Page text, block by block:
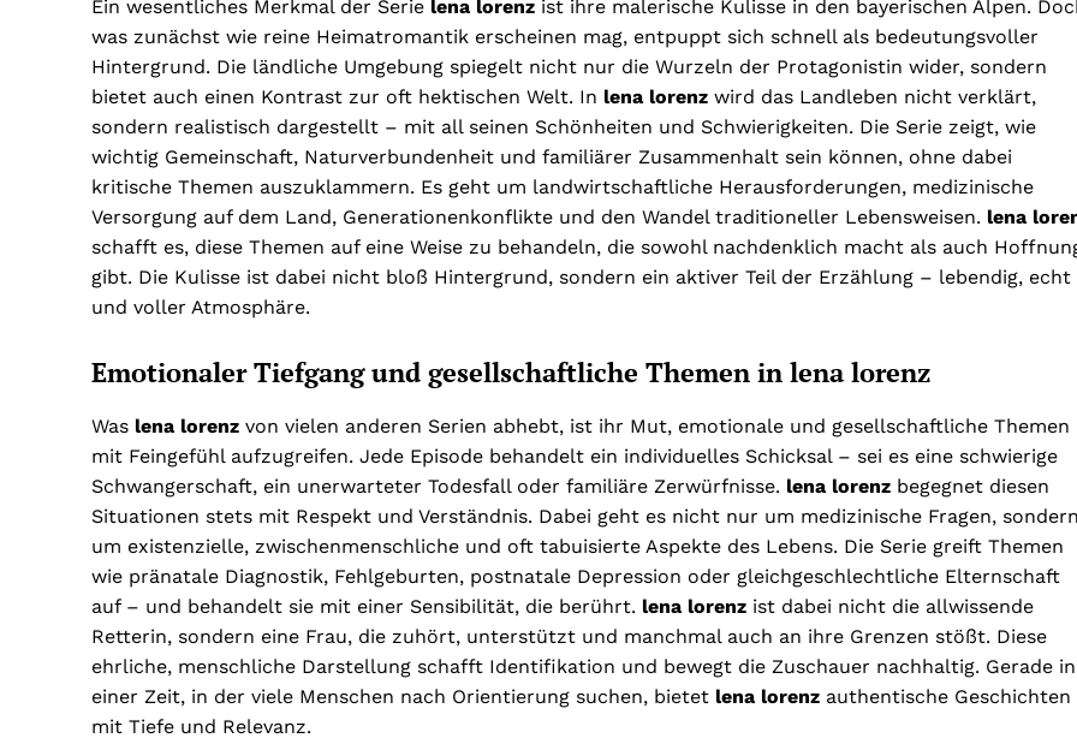
Ein wesentliches Merkmal der Serie lena lorenz ist ihre malerische Kulisse in den bayerischen Alpen.
was zunächst wie reine Heimatromantik erscheinen mag, entpuppt sich schnell als bedeutungsvoller
Hintergrund. Die ländliche Umgebung spiegelt nicht nur die Wurzeln der Protagonistin wider, sondern
bietet auch einen Kontrast zur oft hektischen Welt. In lena lorenz wird das Landleben nicht verklärt,
sondern realistisch dargestellt – mit all seinen Schönheiten und Schwierigkeiten. Die Serie zeigt, wie
wichtig Gemeinschaft, Naturverbundenheit und familiärer Zusammenhalt sein können, ohne dabei
kritische Themen auszuklammern. Es geht um landwirtschaftliche Herausforderungen, medizinische
Versorgung auf dem Land, Generationenkonflikte und den Wandel traditioneller Lebensweisen. lena
schafft es, diese Themen auf eine Weise zu behandeln, die sowohl nachdenklich macht als auch
gibt. Die Kulisse ist dabei nicht bloß Hintergrund, sondern ein aktiver Teil der Erzählung – lebendig, echt
und voller Atmosphäre.
Emotionaler Tiefgang und gesellschaftliche Themen in lena lorenz
Was lena lorenz von vielen anderen Serien abhebt, ist ihr Mut, emotionale und gesellschaftliche Themen
mit Feingefühl aufzugreifen. Jede Episode behandelt ein individuelles Schicksal – sei es eine schwierige
Schwangerschaft, ein unerwarteter Todesfall oder familiäre Zerwürfnisse. lena lorenz begegnet diesen
Situationen stets mit Respekt und Verständnis. Dabei geht es nicht nur um medizinische Fragen, sondern
um existenzielle, zwischenmenschliche und oft tabuisierte Aspekte des Lebens. Die Serie greift Themen
wie pränatale Diagnostik, Fehlgeburten, postnatale Depression oder gleichgeschlechtliche Elternschaft
auf – und behandelt sie mit einer Sensibilität, die berührt. lena lorenz ist dabei nicht die allwissende
Retterin, sondern eine Frau, die zuhört, unterstützt und manchmal auch an ihre Grenzen stößt. Diese
ehrliche, menschliche Darstellung schafft Identifikation und bewegt die Zuschauer nachhaltig. Gerade in
einer Zeit, in der viele Menschen nach Orientierung suchen, bietet lena lorenz authentische Geschichten
mit Tiefe und Relevanz.